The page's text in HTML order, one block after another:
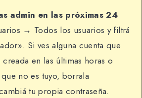
admin en las próximas 24
→ Todos los usuarios y filtrá
Si ves alguna cuenta que
en las últimas horas o
no es tuyo, borrala
tu propia contraseña.